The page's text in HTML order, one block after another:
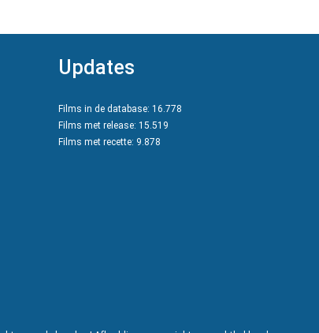
Updates
Films in de database: 16.778
Films met release: 15.519
Films met recette: 9.878